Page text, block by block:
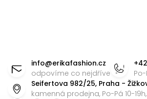
info@erikafashion.cz
odpovíme co nejdříve
Seifertova 982/25, Praha -
kamenná prodejna, Po-Pá 10-19h,